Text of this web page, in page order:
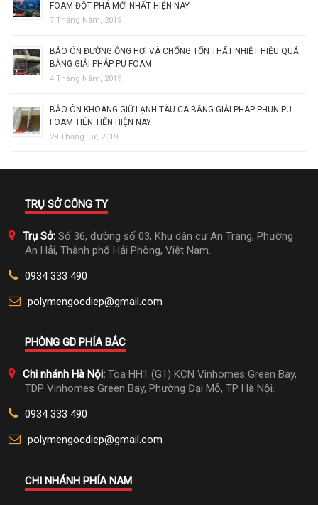
FOAM ĐỘT PHÁ MỚI NHẤT HIỆN NAY
7 Tháng Năm, 2019
BẢO ÔN ĐƯỜNG ỐNG HƠI VÀ CHỐNG TỔN THẤT NHIỆT HIỆU QUẢ
BẰNG GIẢI PHÁP PU FOAM
4 Tháng Năm, 2019
BẢO ÔN KHOANG GIỮ LẠNH TÀU CÁ BẰNG GIẢI PHÁP PHUN PU
FOAM TIÊN TIẾN HIỆN NAY
28 Tháng Tư, 2019
TRỤ SỞ CÔNG TY
Trụ Sở:Số 36, đường số 03, Khu dân cư An Trang, Phường
An Hải, Thành phố Hải Phòng, Việt Nam.
0934 333 490
polymengocdiep@gmail.com
PHÒNG GD PHÍA BẮC
Chi nhánh Hà Nội: Tòa HH1 (G1) KCN Vinhomes Green Bay,
TDP Vinhomes Green Bay, Phường Đại Mỗ, TP Hà Nội.
0934 333 490
polymengocdiep@gmail.com
CHI NHÁNH PHÍA NAM